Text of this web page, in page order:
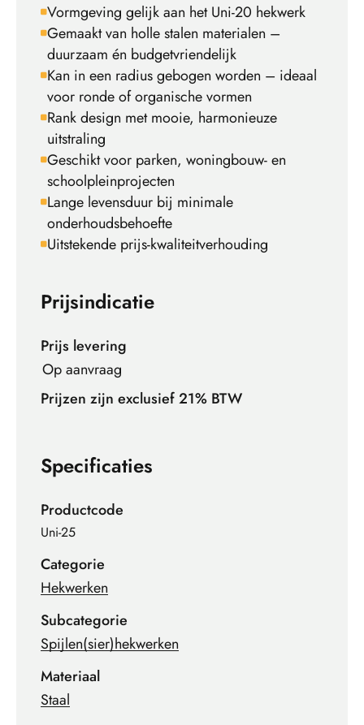
Vormgeving gelijk aan het Uni-20 hekwerk
Gemaakt van holle stalen materialen –
duurzaam én budgetvriendelijk
Kan in een radius gebogen worden – ideaal
voor ronde of organische vormen
Rank design met mooie, harmonieuze
uitstraling
Geschikt voor parken, woningbouw- en
schoolpleinprojecten
Lange levensduur bij minimale
onderhoudsbehoefte
Uitstekende prijs-kwaliteitverhouding
Prijsindicatie
Prijs levering
Op aanvraag
Prijzen zijn exclusief 21% BTW
Specificaties
Productcode
Uni-25
Categorie
Hekwerken
Subcategorie
Spijlen(sier)hekwerken
Materiaal
Staal